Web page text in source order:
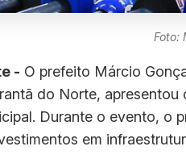
Foto:
- O prefeito Márcio
do Norte,
Durante o evento, o
em